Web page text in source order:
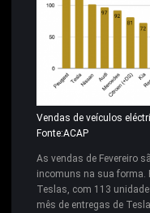
Vendas de veículos
Fonte:ACAP
As vendas de Fevereiro
incomuns na sua forma.
Teslas, com 113
mês de entregas de